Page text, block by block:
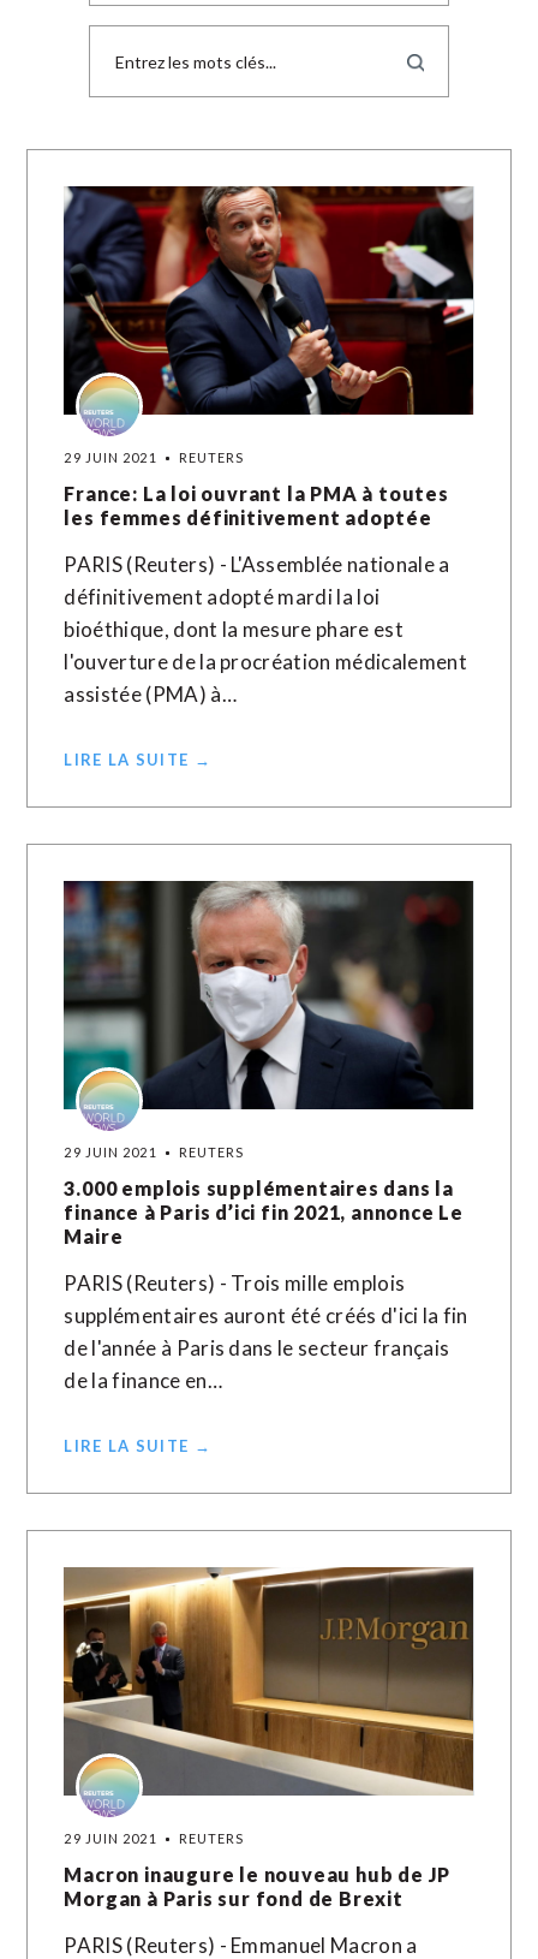
29 JUIN 2021 REUTERS
France: La loi ouvrant la PMA à toutes
les femmes définitivement adoptée
PARIS (Reuters) - L'Assemblée nationale a
définitivement adopté mardi la loi
bioéthique, dont la mesure phare est
l'ouverture de la procréation médicalement
assistée (PMA) à…
LIRE LA SUITE →
29 JUIN 2021 REUTERS
3.000 emplois supplémentaires dans la
finance à Paris d’ici fin 2021, annonce Le
Maire
PARIS (Reuters) - Trois mille emplois
supplémentaires auront été créés d'ici la fin
de l'année à Paris dans le secteur français
de la finance en…
LIRE LA SUITE →
29 JUIN 2021 REUTERS
Macron inaugure le nouveau hub de JP
Morgan à Paris sur fond de Brexit
PARIS (Reuters) - Emmanuel Macron a